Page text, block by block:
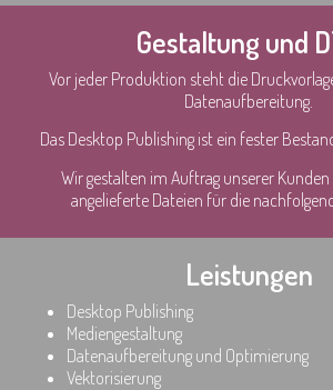
Gestaltung und
Vor jeder Produktion steht die
Datenaufbereitung.
Das Desktop Publishing ist ein fester
Wir gestalten im Auftrag unserer
angelieferte Dateien für die
Leistungen
Desktop Publishing
Mediengestaltung
Datenaufbereitung und Optimierung
Vektorisierung